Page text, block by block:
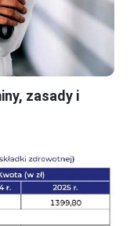
zasady i